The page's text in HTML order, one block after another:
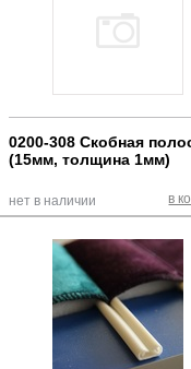
0200-308 Скобная
(15мм, толщина 1мм)
в
нет в наличии